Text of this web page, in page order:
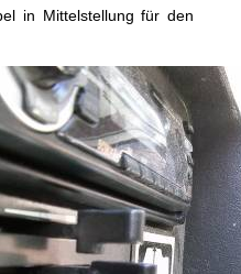
in Mittelstellung für den